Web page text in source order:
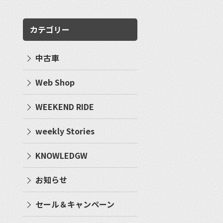
カテゴリー
中古車
Web Shop
WEEKEND RIDE
weekly Stories
KNOWLEDGW
お知らせ
セール＆キャンペーン